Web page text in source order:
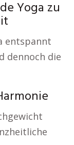
Yoga zu
entspannt
dennoch die